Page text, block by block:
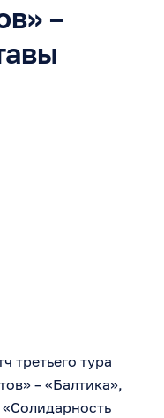
–
третьего тура
– «Балтика»,